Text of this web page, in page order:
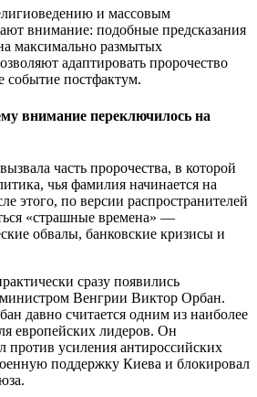
и массовым
внимание: подобные предсказания
максимально размытых
адаптировать пророчество
событие постфактум.
внимание переключилось на
часть пророчества, в которой
чья фамилия начинается на
этого, по версии распространителей
«страшные времена» —
обвалы, банковские кризисы и
сразу появились
Венгрии Виктор Орбан.
давно считается одним из наиболее
европейских лидеров. Он
против усиления антироссийских
поддержку Киева и блокировал